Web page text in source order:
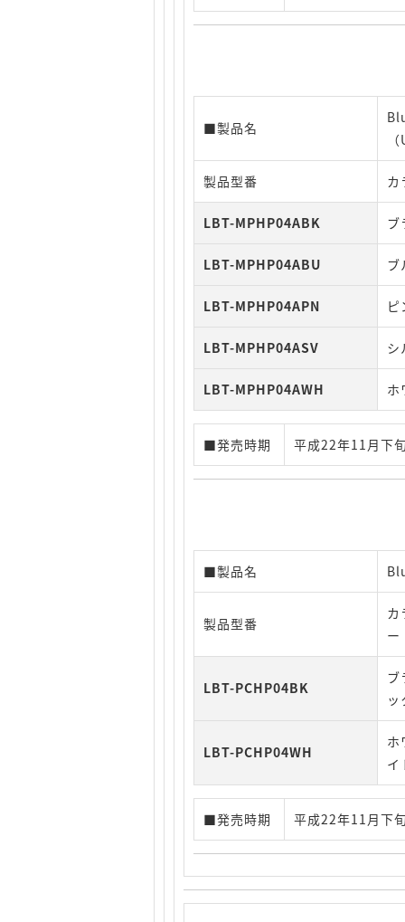
■製品名
製品型番 カ
LBT-MPHP04ABK ブ
LBT-MPHP04ABU ブ
LBT-MPHP04APN ピ
LBT-MPHP04ASV シ
LBT-MPHP04AWH ホ
■発売時期 平成22年11月下
■製品名
製品型番
カ
ー
LBT-PCHP04BK
ブ
ッ
LBT-PCHP04WH
ホ
イ
■発売時期 平成22年11月下